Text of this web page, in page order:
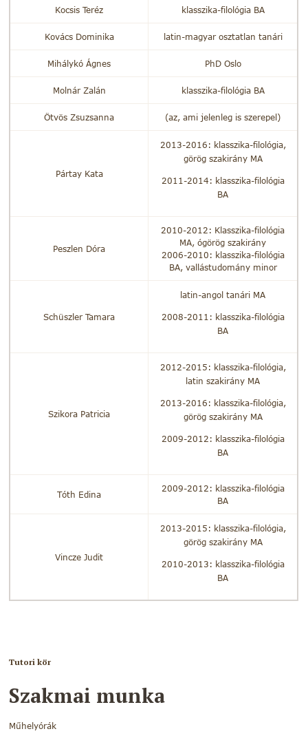
Kocsis Teréz klasszika-filológia BA
Kovács Dominika latin-magyar osztatlan tanári
Mihálykó Ágnes PhD Oslo
Molnár Zalán klasszika-filológia BA
Ötvös Zsuzsanna (az, ami jelenleg is szerepel)
Pártay Kata
2013-2016: klasszika-filológia,
görög szakirány MA
2011-2014: klasszika-filológia
BA
Peszlen Dóra
2010-2012: Klasszika-filológia
MA, ógörög szakirány
2006-2010: klasszika-filológia
BA, vallástudomány minor
Schüszler Tamara
latin-angol tanári MA
2008-2011: klasszika-filológia
BA
Szikora Patricia
2012-2015: klasszika-filológia,
latin szakirány MA
2013-2016: klasszika-filológia,
görög szakirány MA
2009-2012: klasszika-filológia
BA
Tóth Edina
2009-2012: klasszika-filológia
BA
Vincze Judit
2013-2015: klasszika-filológia,
görög szakirány MA
2010-2013: klasszika-filológia
BA
Tutori kör
Szakmai munka
Műhelyórák